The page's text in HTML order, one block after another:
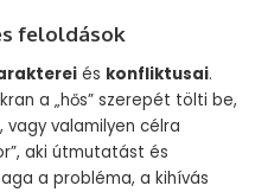
feloldások
és konfliktusai.
a „hős” szerepét tölti be,
vagy valamilyen célra
aki útmutatást és
a probléma, a kihívás